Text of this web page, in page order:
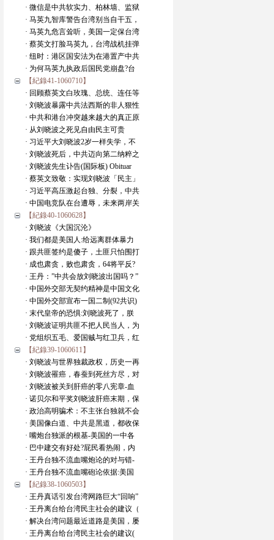
· 微信是中共软实力、柏林墙、监狱
· 马英九智库警告台湾别当自干五，
· 马英九危言耸听，美国一定保台湾
· 蔡英文打脸马英九，台湾战机挂弹
· 纽时：港区国安法为在港置产中共
· 为何马英九执政后国民党崩盘?台
【紀錄41-1060710】
· 回顾蔡英文白玫瑰、总统、连任等
· 刘晓波暴露中共法西斯的非人狠性
· 中共和港台冲突越来越大的真正原
· 从刘晓波之死见自由民主可贵
· 习近平大刘晓波2岁一样失学，不
· 刘晓波死后，中共迈向第二纳粹之
· 刘晓波先生讣告(国际板) Obituar
· 蔡英文致敬：实现刘晓波「民主」
· 习近平高压激起台独、分裂，中共
· 中国电竞队在台遭辱，未来两岸关
【紀錄40-1060628】
· 刘晓波《大国沉沦》
· 我们都是美国人:给远离群体暴力
· 跟共匪签约是傻子，土匪只怕围打
· 成也肃贪，败也肃贪，64将平反?
· 王丹：”中共会放刘晓波出国吗？”
· 中国外交部无契约精神是中国文化
· 中国外交部宣布一国二制(92共识)
· 末代皇帝的恐惧:刘晓波死了，朕
· 刘晓波证明共匪不把人民当人，为
· 党组织五毛、爱国贼与红卫兵，红
【紀錄39-1060611】
· 刘晓波与世界独裁政权，历史一再
· 刘晓波罹癌，春蚕到死丝方尽，对
· 刘晓波被关到肝癌的零八宪章-血
· 诺贝尔和平奖刘晓波肝癌末期，保
· 政治高明骗术：不主张台独就不会
· 美国像白道、中共是黑道，都收保
· 嘴炮台独派的根基-美国的一中各
· 巴中建交有好处?屁民看热闹，内
· 王丹台独不流血嘴炮论的对与错-
· 王丹台独不流血嘴砲论依据:美国
【紀錄38-1060503】
· 王丹真话引发台湾网路巨大“回响”
· 王丹离台给台湾民主社会的建议（
· 解决台湾问题最近道路是美国，屡
· 王丹离台给台湾民主社会的建议(